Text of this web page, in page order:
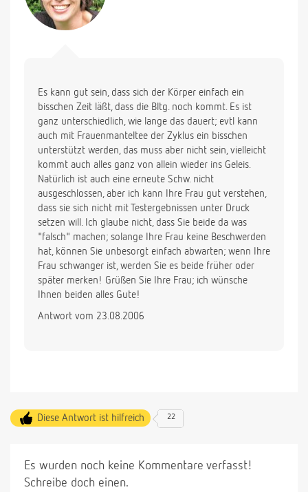
macht und zu spät zum Arzt geht. Vielen Dank
Es kann gut sein, dass sich der Körper einfach ein
bisschen Zeit läßt, dass die Bltg. noch kommt. Es ist
ganz unterschiedlich, wie lange das dauert; evtl kann
auch mit Frauenmanteltee der Zyklus ein bisschen
unterstützt werden, das muss aber nicht sein, vielleicht
kommt auch alles ganz von allein wieder ins Geleis.
Natürlich ist auch eine erneute Schw. nicht
ausgeschlossen, aber ich kann Ihre Frau gut verstehen,
dass sie sich nicht mit Testergebnissen unter Druck
setzen will. Ich glaube nicht, dass Sie beide da was
"falsch" machen; solange Ihre Frau keine Beschwerden
hat, können Sie unbesorgt einfach abwarten; wenn Ihre
Frau schwanger ist, werden Sie es beide früher oder
später merken! Grüßen Sie Ihre Frau; ich wünsche
Ihnen beiden alles Gute!
Antwort vom 23.08.2006
Diese Antwort ist hilfreich 22
Es wurden noch keine Kommentare verfasst!
Schreibe doch einen.